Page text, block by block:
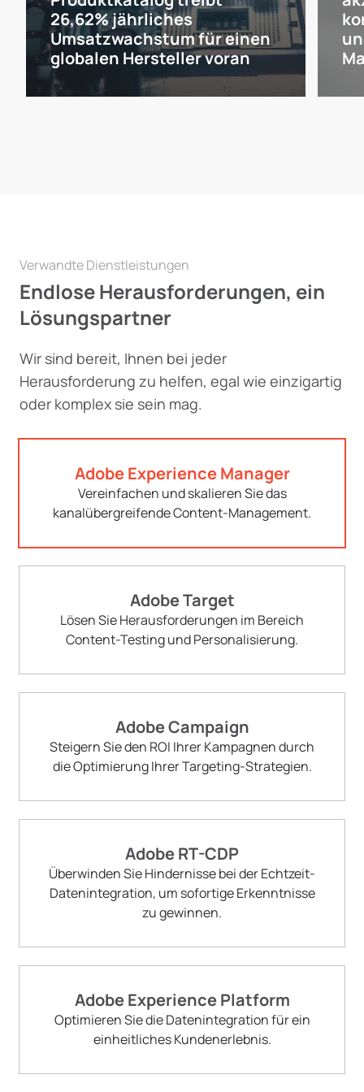
26,62% jährliches
Umsatzwachstum für einen
globalen Hersteller voran
Verwandte Dienstleistungen
Endlose Herausforderungen, ein
Lösungspartner
Wir sind bereit, Ihnen bei jeder
Herausforderung zu helfen, egal wie einzigartig
oder komplex sie sein mag.
Adobe Experience Manager
Vereinfachen und skalieren Sie das
kanalübergreifende Content-Management.
Adobe Target
Lösen Sie Herausforderungen im Bereich
Content-Testing und Personalisierung.
Adobe Campaign
Steigern Sie den ROI Ihrer Kampagnen durch
die Optimierung Ihrer Targeting-Strategien.
Adobe RT-CDP
Überwinden Sie Hindernisse bei der Echtzeit-
Datenintegration, um sofortige Erkenntnisse
zu gewinnen.
Adobe Experience Platform
Optimieren Sie die Datenintegration für ein
einheitliches Kundenerlebnis.